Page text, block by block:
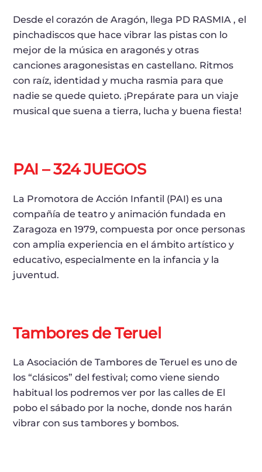
Desde el corazón de Aragón, llega PD RASMIA , el
pinchadiscos que hace vibrar las pistas con lo
mejor de la música en aragonés y otras
canciones aragonesistas en castellano. Ritmos
con raíz, identidad y mucha rasmia para que
nadie se quede quieto. ¡Prepárate para un viaje
musical que suena a tierra, lucha y buena fiesta!
PAI – 324 JUEGOS
La Promotora de Acción Infantil (PAI) es una
compañía de teatro y animación fundada en
Zaragoza en 1979, compuesta por once personas
con amplia experiencia en el ámbito artístico y
educativo, especialmente en la infancia y la
juventud.
Tambores de Teruel
La Asociación de Tambores de Teruel es uno de
los “clásicos” del festival; como viene siendo
habitual los podremos ver por las calles de El
pobo el sábado por la noche, donde nos harán
vibrar con sus tambores y bombos.